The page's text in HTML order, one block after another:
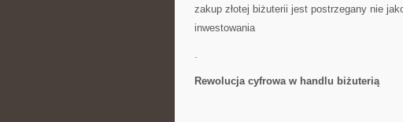
zakup złotej biżuterii jest postrzegany nie
inwestowania
.
Rewolucja cyfrowa w handlu biżuterią